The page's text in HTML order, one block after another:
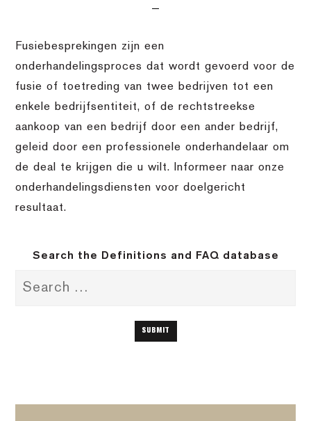
Fusiebesprekingen zijn een
onderhandelingsproces dat wordt gevoerd voor de
fusie of toetreding van twee bedrijven tot een
enkele bedrijfsentiteit, of de rechtstreekse
aankoop van een bedrijf door een ander bedrijf,
geleid door een professionele onderhandelaar om
de deal te krijgen die u wilt. Informeer naar onze
onderhandelingsdiensten voor doelgericht
resultaat.
Search the Definitions and FAQ database